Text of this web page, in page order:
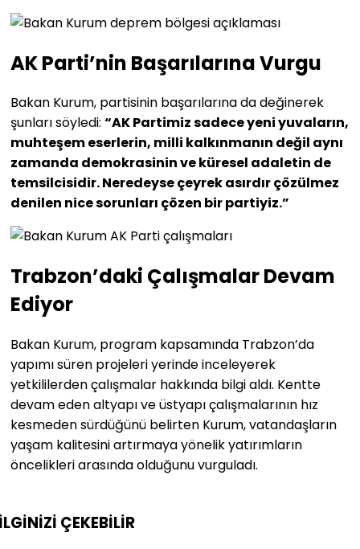
AK Parti’nin Başarılarına Vurgu
Bakan Kurum, partisinin başarılarına da değinerek
şunları söyledi: “AK Partimiz sadece yeni yuvaların,
muhteşem eserlerin, milli kalkınmanın değil aynı
zamanda demokrasinin ve küresel adaletin de
temsilcisidir. Neredeyse çeyrek asırdır çözülmez
denilen nice sorunları çözen bir partiyiz.”
Trabzon’daki Çalışmalar Devam
Ediyor
Bakan Kurum, program kapsamında Trabzon’da
yapımı süren projeleri yerinde inceleyerek
yetkililerden çalışmalar hakkında bilgi aldı. Kentte
devam eden altyapı ve üstyapı çalışmalarının hız
kesmeden sürdüğünü belirten Kurum, vatandaşların
yaşam kalitesini artırmaya yönelik yatırımların
öncelikleri arasında olduğunu vurguladı.
ÇEKEBİLİR